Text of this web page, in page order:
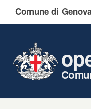
Comune di